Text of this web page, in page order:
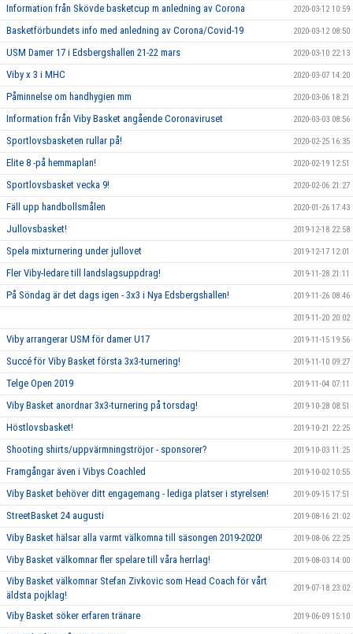
Information från Skövde basketcup m anledning av Corona 2020-03-12 10:59
Basketförbundets info med anledning av Corona/Covid-19 2020-03-12 08:50
USM Damer 17 i Edsbergshallen 21-22 mars 2020-03-10 22:13
Viby x 3 i MHC 2020-03-07 14:20
Påminnelse om handhygien mm 2020-03-06 18:21
Information från Viby Basket angående Coronaviruset 2020-03-03 08:56
Sportlovsbasketen rullar på! 2020-02-25 16:35
Elite 8 -på hemmaplan! 2020-02-19 12:51
Sportlovsbasket vecka 9! 2020-02-06 21:27
Fäll upp handbollsmålen 2020-01-26 17:43
Jullovsbasket! 2019-12-18 22:58
Spela mixturnering under jullovet 2019-12-17 12:01
Fler Viby-ledare till landslagsuppdrag! 2019-11-28 21:11
På Söndag är det dags igen - 3x3 i Nya Edsbergshallen! 2019-11-26 08:46
2019-11-20 20:02
Viby arrangerar USM för damer U17 2019-11-15 19:56
Succé för Viby Basket första 3x3-turnering! 2019-11-10 09:27
Telge Open 2019 2019-11-04 07:11
Viby Basket anordnar 3x3-turnering på torsdag! 2019-10-28 08:51
Höstlovsbasket! 2019-10-21 22:25
Shooting shirts/uppvärmningströjor - sponsorer? 2019-10-03 11:25
Framgångar även i Vibys Coachled 2019-10-02 10:55
Viby Basket behöver ditt engagemang - lediga platser i styrelsen! 2019-09-15 17:51
StreetBasket 24 augusti 2019-08-16 21:02
Viby Basket hälsar alla varmt välkomna till säsongen 2019-2020! 2019-08-06 22:25
Viby Basket välkomnar fler spelare till våra herrlag! 2019-08-03 14:00
Viby Basket välkomnar Stefan Zivkovic som Head Coach för vårt
äldsta pojklag!
2019-07-18 23:02
Viby Basket söker erfaren tränare 2019-06-09 15:10